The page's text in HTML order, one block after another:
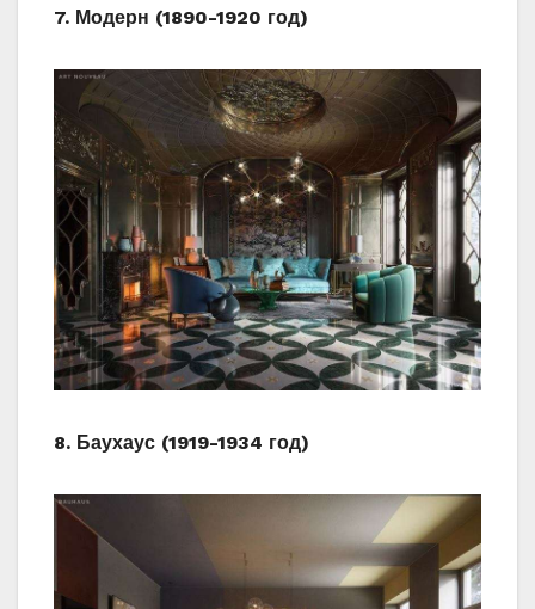
7. Модерн (1890-1920 год)
8. Баухаус (1919-1934 год)